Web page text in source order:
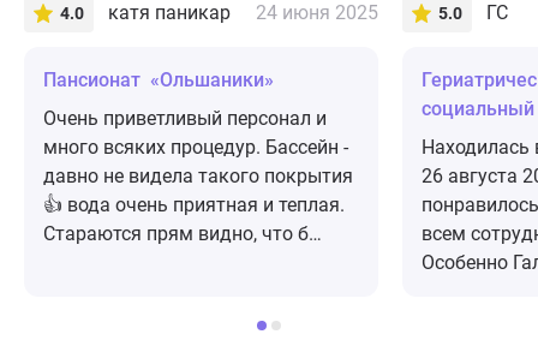
4.0 катя паникар 24 июня 2025
Пансионат «Ольшаники»
Очень приветливый персонал и
много всяких процедур. Бассейн -
давно не видела такого покрытия
👍 вода очень приятная и теплая.
Стараются прям видно, что б
посетителями... на процедуры
5.0 ГС
Находилась
26 августа
всем
Особенно